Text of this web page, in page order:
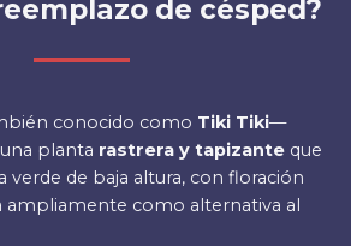
de césped?
conocido como Tiki Tiki—
planta rastrera y tapizante que
de baja altura, con floración
ampliamente como alternativa al